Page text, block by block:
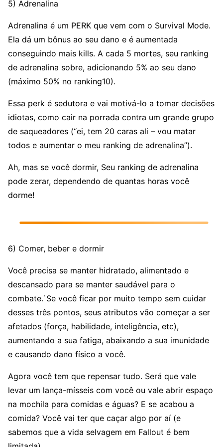
5) Adrenalina
Adrenalina é um PERK que vem com o Survival Mode.
Ela dá um bônus ao seu dano e é aumentada
conseguindo mais kills. A cada 5 mortes, seu ranking
de adrenalina sobre, adicionando 5% ao seu dano
(máximo 50% no ranking10).
Essa perk é sedutora e vai motivá-lo a tomar decisões
idiotas, como cair na porrada contra um grande grupo
de saqueadores (“ei, tem 20 caras ali – vou matar
todos e aumentar o meu ranking de adrenalina”).
Ah, mas se você dormir, Seu ranking de adrenalina
pode zerar, dependendo de quantas horas você
dorme!
6) Comer, beber e dormir
Você precisa se manter hidratado, alimentado e
descansado para se manter saudável para o
combate.`Se você ficar por muito tempo sem cuidar
desses três pontos, seus atributos vão começar a ser
afetados (força, habilidade, inteligência, etc),
aumentando a sua fatiga, abaixando a sua imunidade
e causando dano físico a você.
Agora você tem que repensar tudo. Será que vale
levar um lança-mísseis com você ou vale abrir espaço
na mochila para comidas e águas? E se acabou a
comida? Você vai ter que caçar algo por aí (e
sabemos que a vida selvagem em Fallout é bem